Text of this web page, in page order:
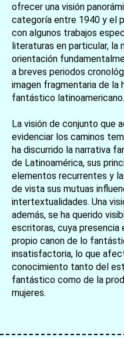
お買い物を続け
ofrecer una visión
categoría entre 1940 y el
con algunos trabajos
literaturas en particular, la
orientación
a breves periodos
imagen fragmentaria de la
fantástico latinoamericano.
La visión de conjunto que
evidenciar los caminos
ha discurrido la narrativa
de Latinoamérica, sus
elementos recurrentes y
de vista sus mutuas
intertextualidades. Una
además, se ha querido
escritoras, cuya presencia
propio canon de lo
insatisfactoria, lo que
conocimiento tanto del
fantástico como de la
mujeres.